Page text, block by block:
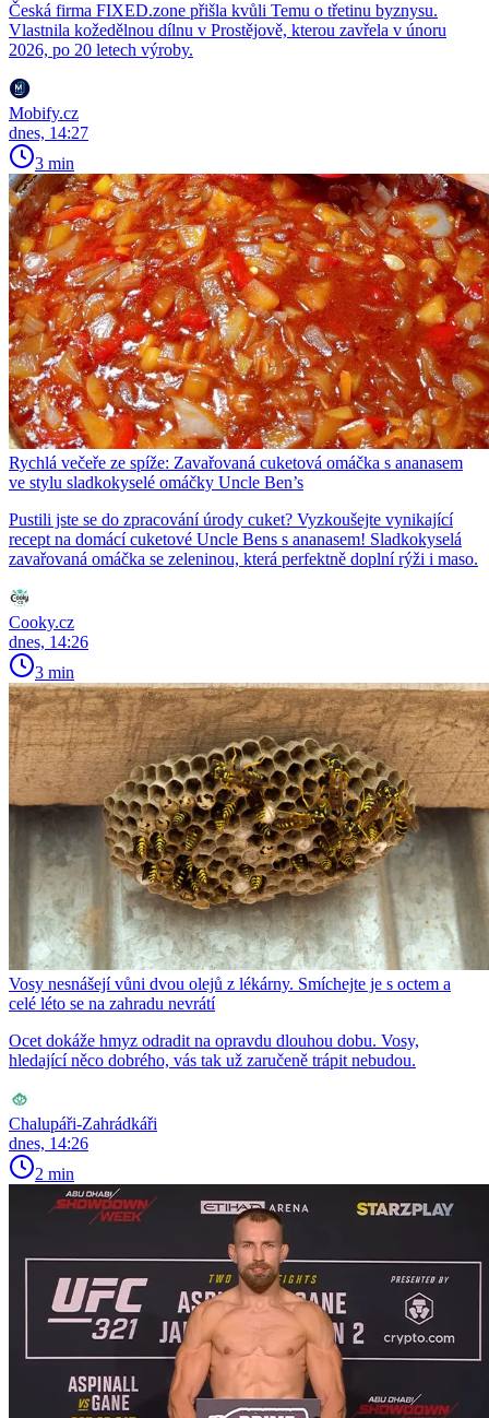
Česká firma FIXED.zone přišla kvůli Temu o třetinu byznysu.
Vlastnila kožedělnou dílnu v Prostějově, kterou zavřela v únoru
2026, po 20 letech výroby.
Mobify.cz
dnes, 14:27
3 min
Rychlá večeře ze spíže: Zavařovaná cuketová omáčka s ananasem
ve stylu sladkokyselé omáčky Uncle Ben’s
Pustili jste se do zpracování úrody cuket? Vyzkoušejte vynikající
recept na domácí cuketové Uncle Bens s ananasem! Sladkokyselá
zavařovaná omáčka se zeleninou, která perfektně doplní rýži i maso.
Cooky.cz
dnes, 14:26
3 min
Vosy nesnášejí vůni dvou olejů z lékárny. Smíchejte je s octem a
celé léto se na zahradu nevrátí
Ocet dokáže hmyz odradit na opravdu dlouhou dobu. Vosy,
hledající něco dobrého, vás tak už zaručeně trápit nebudou.
Chalupáři-Zahrádkáři
dnes, 14:26
2 min